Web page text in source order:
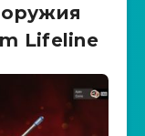
Lifeline